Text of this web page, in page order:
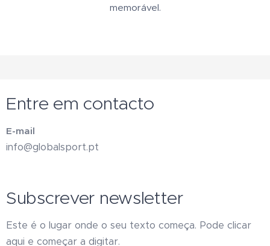
memorável.
Entre em contacto
E-mail
info@globalsport.pt
Subscrever newsletter
Este é o lugar onde o seu texto começa. Pode clicar
aqui e começar a digitar.